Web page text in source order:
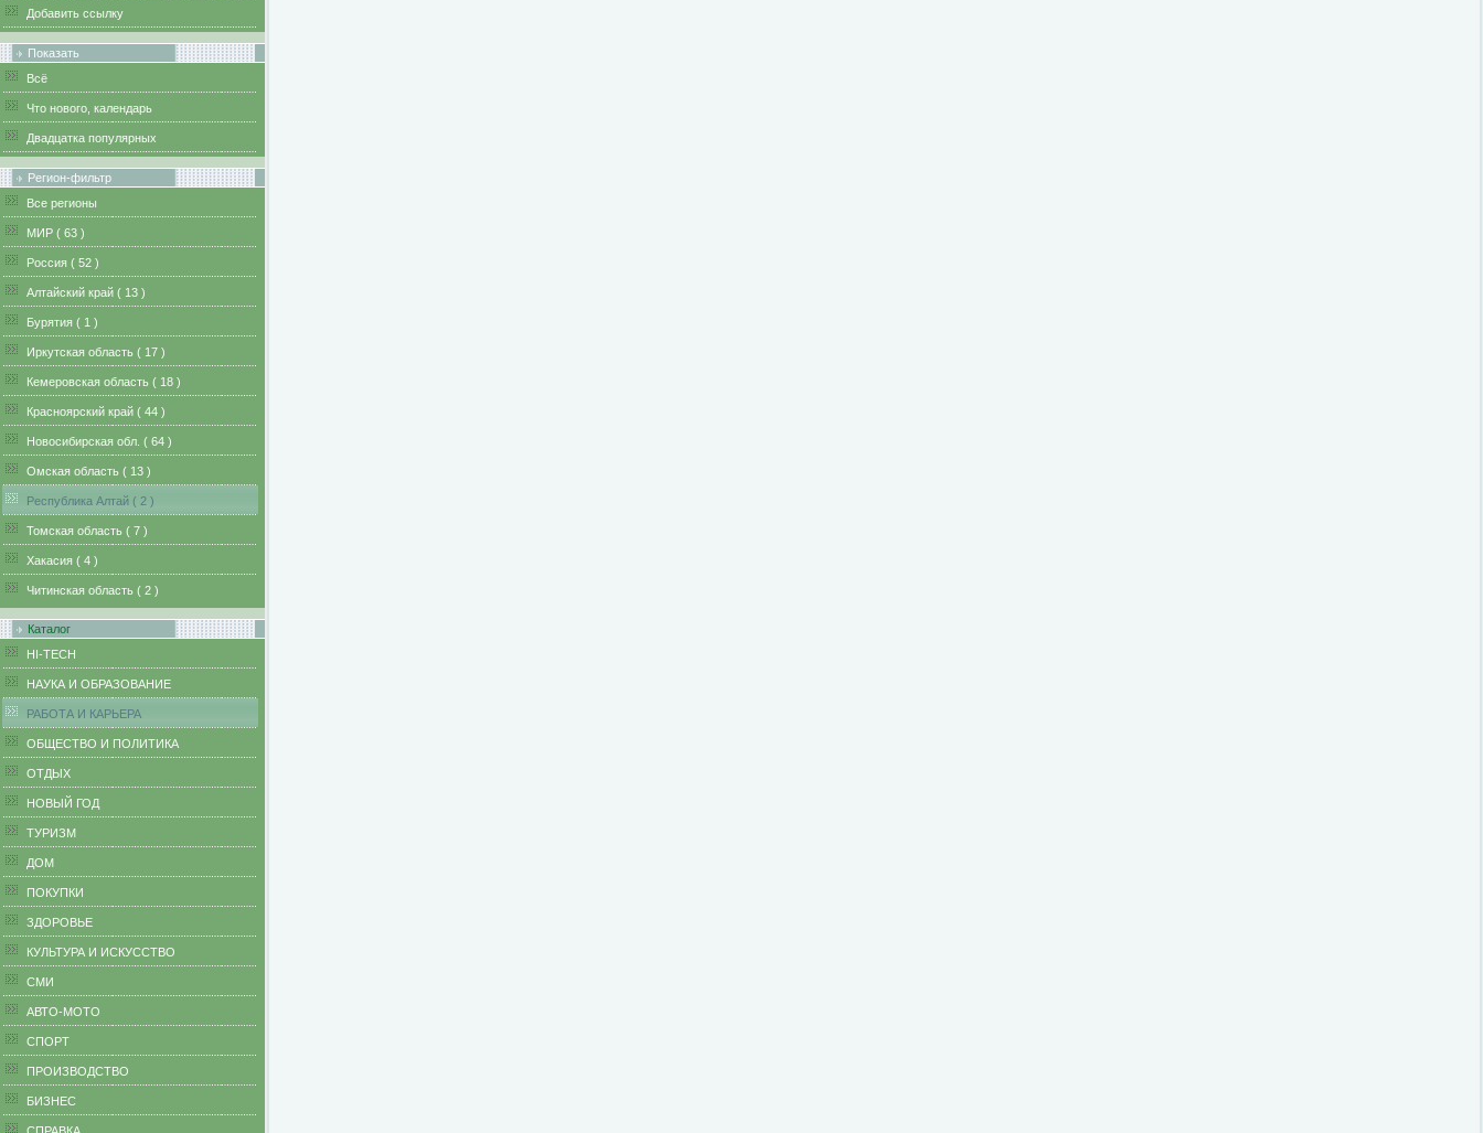
Добавить ссылку
Показать
Всё
Что нового, календарь
Двадцатка популярных
Регион-фильтр
Все регионы
MИР ( 63 )
Pоссия ( 52 )
Алтайский край ( 13 )
Бурятия ( 1 )
Иркутская область ( 17 )
Кемеровская область ( 18 )
Красноярский край ( 44 )
Новосибирская обл. ( 64 )
Омская область ( 13 )
Республика Алтай ( 2 )
Томская область ( 7 )
Хакасия ( 4 )
Читинская область ( 2 )
Каталог
HI-TECH
НАУКА И ОБРАЗОВАНИЕ
РАБОТА И КАРЬЕРА
ОБЩЕСТВО И ПОЛИТИКА
ОТДЫХ
НОВЫЙ ГОД
ТУРИЗМ
ДОМ
ПОКУПКИ
ЗДОРОВЬЕ
КУЛЬТУРА И ИСКУССТВО
СМИ
АВТО-МОТО
СПОРТ
ПРОИЗВОДСТВО
БИЗНЕС